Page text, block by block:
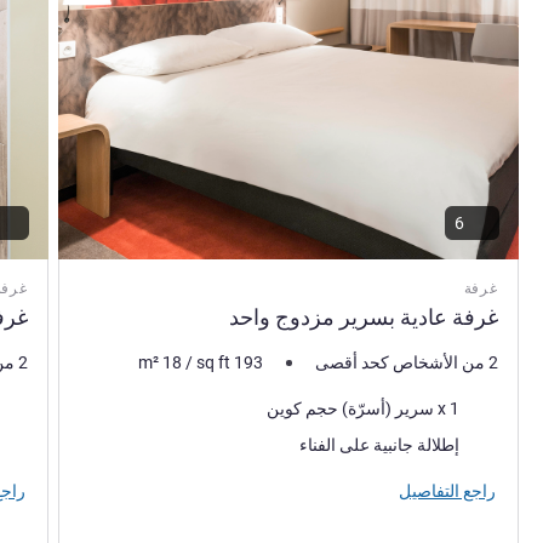
غرفة
غرفة عادية بسرير مزدوج واحد
2 من الأشخاص كحد أقصى m² 18 /sq ft 193
فرش السرير
1 x سرير (أسرّة) حجم كوين
المناظر:إطلالة جانبية على الفناء
راجع التفاصيل
2 من الأشخاص كحد أقصى